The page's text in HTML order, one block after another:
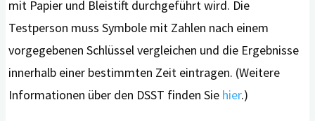
mit Papier und Bleistift durchgeführt wird. Die
Testperson muss Symbole mit Zahlen nach einem
vorgegebenen Schlüssel vergleichen und die Ergebnisse
innerhalb einer bestimmten Zeit eintragen. (Weitere
Informationen über den DSST finden Sie hier.)